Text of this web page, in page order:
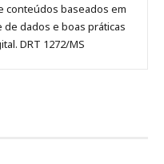
conteúdos baseados em
de dados e boas práticas
DRT 1272/MS